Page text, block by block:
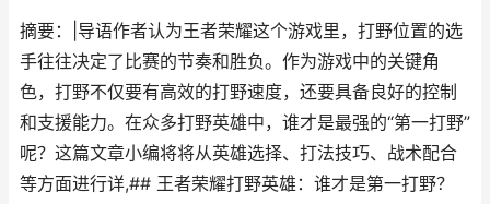
摘要：|导语作者认为王者荣耀这个游戏里，打野位置的选
手往往决定了比赛的节奏和胜负。作为游戏中的关键角
色，打野不仅要有高效的打野速度，还要具备良好的控制
和支援能力。在众多打野英雄中，谁才是最强的“第一打野”
呢？这篇文章小编将将从英雄选择、打法技巧、战术配合
等方面进行详,## 王者荣耀打野英雄：谁才是第一打野？